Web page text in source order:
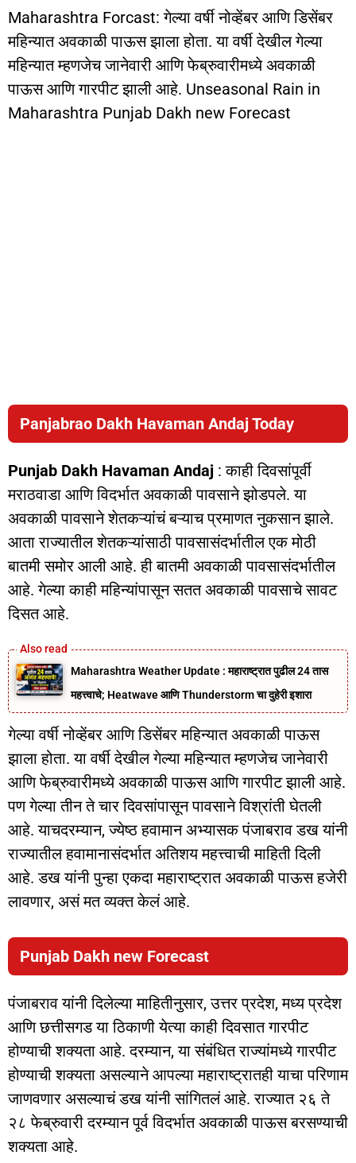
Maharashtra Forcast: गेल्या वर्षी नोव्हेंबर आणि डिसेंबर
महिन्यात अवकाळी पाऊस झाला होता. या वर्षी देखील गेल्या
महिन्यात म्हणजेच जानेवारी आणि फेब्रुवारीमध्ये अवकाळी
पाऊस आणि गारपीट झाली आहे. Unseasonal Rain in
Maharashtra Punjab Dakh new Forecast
Panjabrao Dakh Havaman Andaj Today
Punjab Dakh Havaman Andaj : काही दिवसांपूर्वी
मराठवाडा आणि विदर्भात अवकाळी पावसाने झोडपले. या
अवकाळी पावसाने शेतकऱ्यांचं बऱ्याच प्रमाणत नुकसान झाले.
आता राज्यातील शेतकऱ्यांसाठी पावसासंदर्भातील एक मोठी
बातमी समोर आली आहे. ही बातमी अवकाळी पावसासंदर्भातील
आहे. गेल्या काही महिन्यांपासून सतत अवकाळी पावसाचे सावट
दिसत आहे.
Maharashtra Weather Update : महाराष्ट्रात पुढील 24 तास
महत्त्वाचे; Heatwave आणि Thunderstorm चा दुहेरी इशारा
गेल्या वर्षी नोव्हेंबर आणि डिसेंबर महिन्यात अवकाळी पाऊस
झाला होता. या वर्षी देखील गेल्या महिन्यात म्हणजेच जानेवारी
आणि फेब्रुवारीमध्ये अवकाळी पाऊस आणि गारपीट झाली आहे.
पण गेल्या तीन ते चार दिवसांपासून पावसाने विश्रांती घेतली
आहे. याचदरम्यान, ज्येष्ठ हवामान अभ्यासक पंजाबराव डख यांनी
राज्यातील हवामानासंदर्भात अतिशय महत्त्वाची माहिती दिली
आहे. डख यांनी पुन्हा एकदा महाराष्ट्रात अवकाळी पाऊस हजेरी
लावणार, असं मत व्यक्त केलं आहे.
Punjab Dakh new Forecast
पंजाबराव यांनी दिलेल्या माहितीनुसार, उत्तर प्रदेश, मध्य प्रदेश
आणि छत्तीसगड या ठिकाणी येत्या काही दिवसात गारपीट
होण्याची शक्यता आहे. दरम्यान, या संबंधित राज्यांमध्ये गारपीट
होण्याची शक्यता असल्याने आपल्या महाराष्ट्रातही याचा परिणाम
जाणवणार असल्याचं डख यांनी सांगितलं आहे. राज्यात २६ ते
२८ फेब्रुवारी दरम्यान पूर्व विदर्भात अवकाळी पाऊस बरसण्याची
शक्यता आहे.